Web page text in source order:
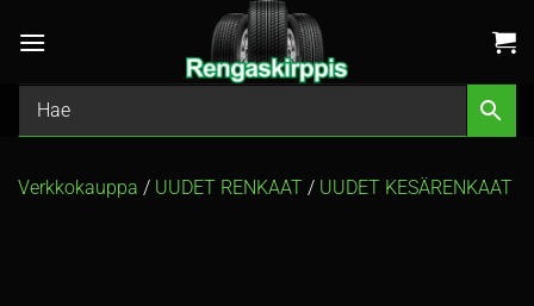
Verkkokauppa / UUDET RENKAAT / UUDET KESÄRENKAAT